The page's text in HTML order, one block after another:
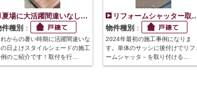
夏場に大活躍間違いなし…
件種別 ：
れからの暑い時期に活躍間違いな
の日よけスタイルシェードの施工
のご紹介です！取付を行…
リフォームシャッター取
物件種別 ：
2024年最初の施工事例になりま
す。単体のサッシに後付けでリフ
ームシャッタ－を取り付ける…